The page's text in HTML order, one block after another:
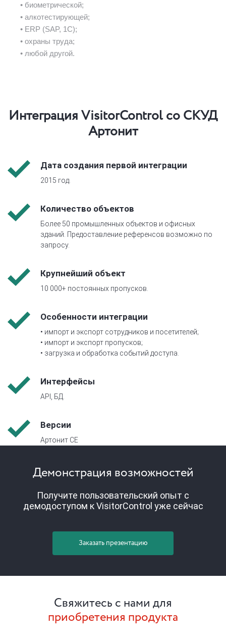
• биометрической;
• алкотестирующей;
• ERP (SAP, 1С);
• охраны труда;
• любой другой.
Интеграция VisitorControl cо СКУД
Артонит
Дата создания первой интеграции
2015 год.
Количество объектов
Более 50 промышленных объектов и офисных
зданий. Предоставление референсов возможно по
запросу.
Крупнейший объект
10 000+ постоянных пропусков.
Особенности интеграции
• импорт и экспорт сотрудников и посетителей;
• импорт и экспорт пропусков;
• загрузка и обработка событий доступа.
Интерфейсы
API, БД.
Версии
Артонит СЕ
Демонстрация возможностей
Получите пользовательский опыт с
демодоступом к VisitorControl уже сейчас
Заказать презентацию
Свяжитесь с нами для
приобретения продукта